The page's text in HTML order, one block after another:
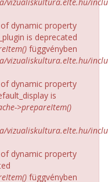
dynamic property
is deprecated
függvényben
vizualiskultura.elte.hu/
dynamic property
is
>prepareItem()
vizualiskultura.elte.hu/
dynamic property
függvényben